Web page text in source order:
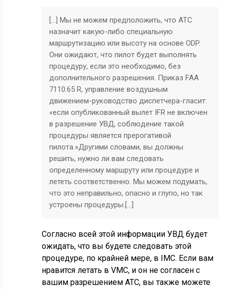
[…] Мы не можем предположить, что ATC
назначит какую-либо специальную
маршрутизацию или высоту на основе ODP.
Они ожидают, что пилот будет выполнять
процедуру, если это необходимо, без
дополнительного разрешения. Приказ FAA
7110.65 R, управление воздушным
движением-руководство диспетчера-гласит:
«если опубликованный вылет IFR не включен
в разрешение УВД, соблюдение такой
процедуры является прерогативой
пилота.»Другими словами, вы должны
решить, нужно ли вам следовать
определенному маршруту или процедуре и
лететь соответственно. Мы можем подумать,
что это неправильно, опасно и глупо, но так
устроены процедуры.[…]
Согласно всей этой информации УВД будет
ожидать, что вы будете следовать этой
процедуре, по крайней мере, в IMC. Если вам
нравится летать в VMC, и он не согласен с
вашим разрешением ATC, вы также можете